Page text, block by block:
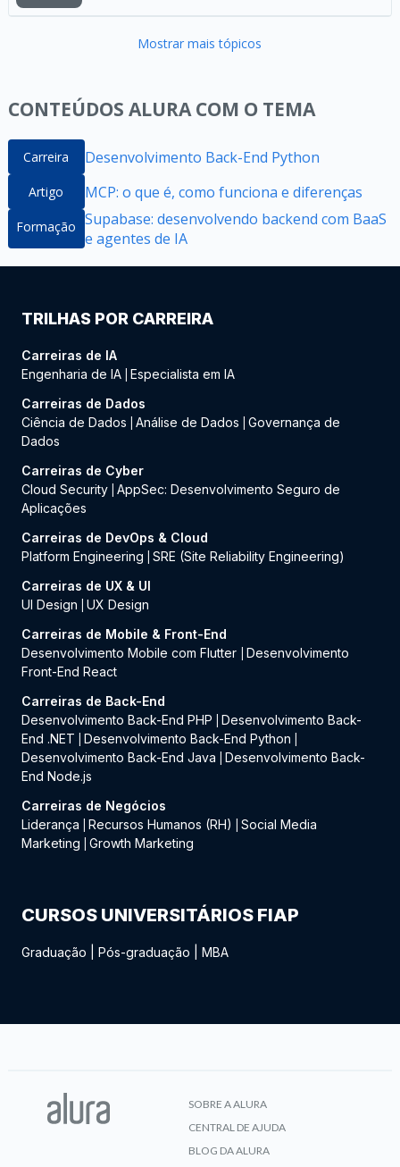
Mostrar mais tópicos
CONTEÚDOS ALURA COM O TEMA
Carreira Desenvolvimento Back-End Python
Artigo MCP: o que é, como funciona e diferenças
Formação Supabase: desenvolvendo backend com BaaS
e agentes de IA
TRILHAS POR CARREIRA
Carreiras de IA
Engenharia de IA Especialista em IA
Carreiras de Dados
Ciência de Dados
Análise de Dados
Governança de
Dados
Carreiras de Cyber
Cloud Security AppSec: Desenvolvimento Seguro de
Aplicações
Carreiras de DevOps & Cloud
Platform Engineering
SRE (Site Reliability Engineering)
Carreiras de UX & UI
UI Design
UX Design
Carreiras de Mobile & Front-End
Desenvolvimento Mobile com Flutter
Desenvolvimento
Front-End React
Carreiras de Back-End
Desenvolvimento Back-End PHP
Desenvolvimento Back-
End .NET
Desenvolvimento Back-End Python
Desenvolvimento Back-End Java
Desenvolvimento Back-
End Node.js
Carreiras de Negócios
Liderança
Recursos Humanos (RH)
Social Media
Marketing
Growth Marketing
CURSOS UNIVERSITÁRIOS FIAP
Graduação Pós-graduação MBA
SOBRE A ALURA
CENTRAL DE AJUDA
BLOG DA ALURA